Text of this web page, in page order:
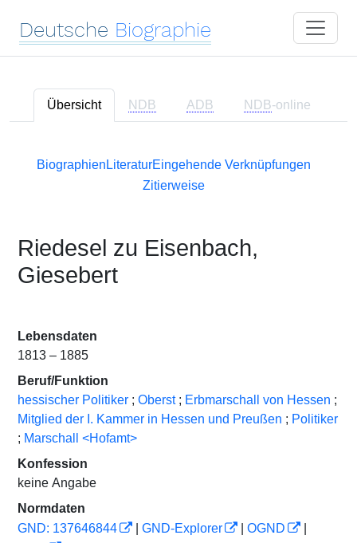
Deutsche Biographie
Übersicht NDB ADB NDB-online
Biographien LiteraturEingehende Verknüpfungen
Zitierweise
Riedesel zu Eisenbach,
Giesebert
Lebensdaten
1813 – 1885
Beruf/Funktion
hessischer Politiker ; Oberst ; Erbmarschall von Hessen ;
Mitglied der I. Kammer in Hessen und Preußen ; Politiker
; Marschall <Hofamt>
Konfession
keine Angabe
Normdaten
GND: 137646844
GND-Explorer OGND